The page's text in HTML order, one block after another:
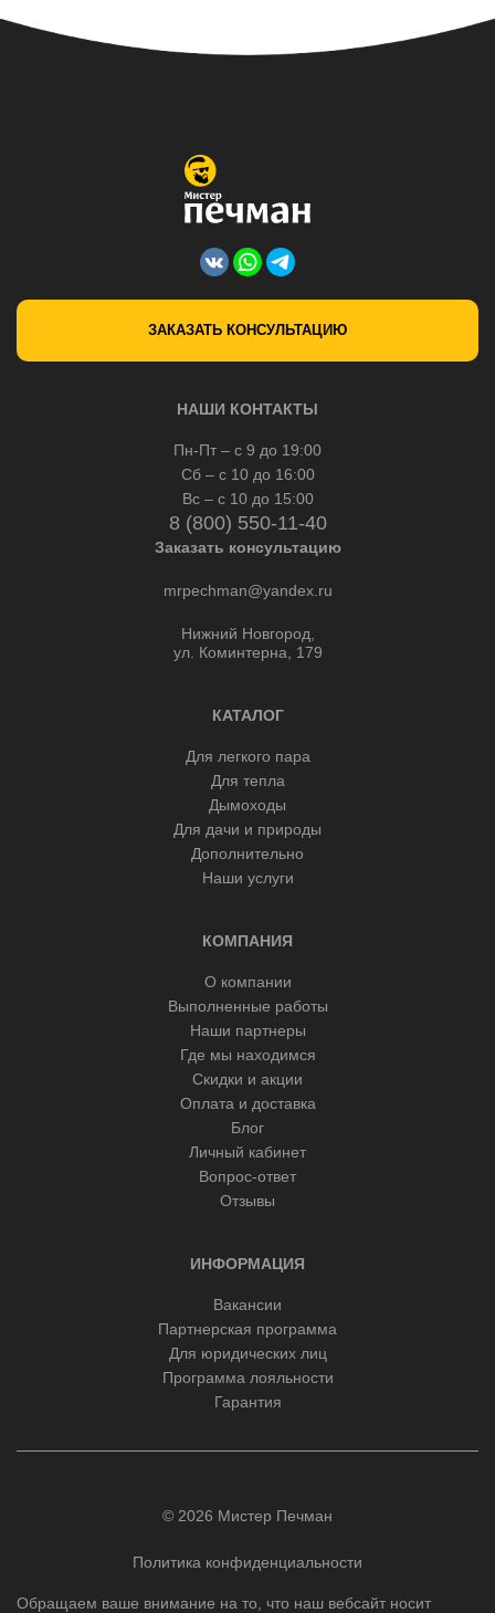
ЗАКАЗАТЬ КОНСУЛЬТАЦИЮ
НАШИ КОНТАКТЫ
Пн-Пт – с 9 до 19:00
Сб – с 10 до 16:00
Вс – с 10 до 15:00
8 (800) 550-11-40
Заказать консультацию
mrpechman@yandex.ru
Нижний Новгород,
ул. Коминтерна, 179
КАТАЛОГ
Для легкого пара
Для тепла
Дымоходы
Для дачи и природы
Дополнительно
Наши услуги
КОМПАНИЯ
О компании
Выполненные работы
Наши партнеры
Где мы находимся
Скидки и акции
Оплата и доставка
Блог
Личный кабинет
Вопрос-ответ
Отзывы
ИНФОРМАЦИЯ
Вакансии
Партнерская программа
Для юридических лиц
Программа лояльности
Гарантия
© 2026 Мистер Печман
Политика конфиденциальности
Обращаем ваше внимание на то, что наш вебсайт носит